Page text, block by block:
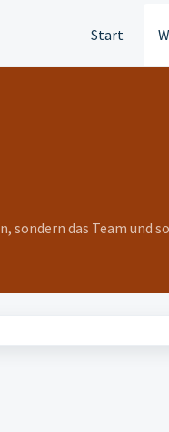
Start
das Team und